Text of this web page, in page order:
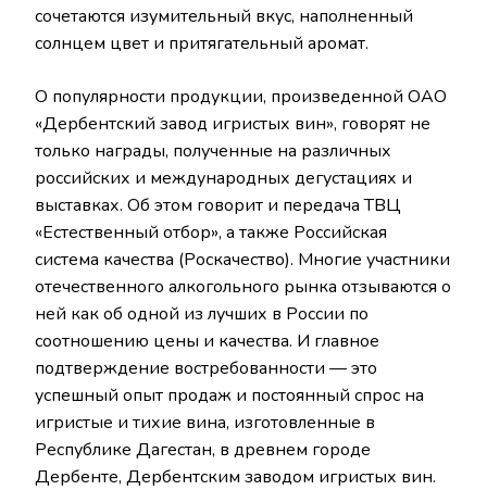
сочетаются изумительный вкус, наполненный
солнцем цвет и притягательный аромат.
О популярности продукции, произведенной ОАО
«Дербентский завод игристых вин», говорят не
только награды, полученные на различных
российских и международных дегустациях и
выставках. Об этом говорит и передача ТВЦ
«Естественный отбор», а также Российская
система качества (Роскачество). Многие участники
отечественного алкогольного рынка отзываются о
ней как об одной из лучших в России по
соотношению цены и качества. И главное
подтверждение востребованности — это
успешный опыт продаж и постоянный спрос на
игристые и тихие вина, изготовленные в
Республике Дагестан, в древнем городе
Дербенте, Дербентским заводом игристых вин.